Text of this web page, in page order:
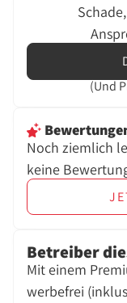
(Und
Noch ziemlich
keine
Betreiber
Mit einem
werbefrei